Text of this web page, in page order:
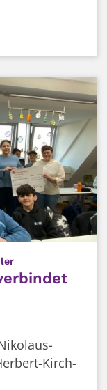
:
Kirch-